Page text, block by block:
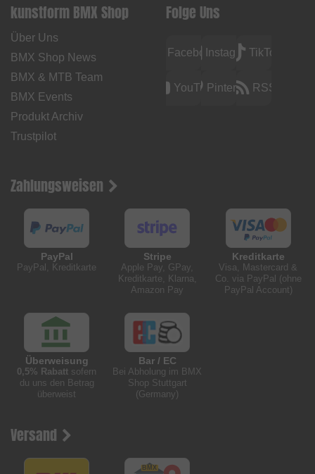
kunstform BMX Shop
Über Uns
BMX Shop News
BMX & MTB Team
BMX Events
Produkt Archiv
Trustpilot
Folge Uns
FacebookInstagramTikTok
YouTubePinterest RSS
Zahlungsweisen
PayPal
PayPal, Kreditkarte
Stripe
Apple Pay, GPay,
Kreditkarte, Klarna,
Amazon Pay
Kreditkarte
Visa, Mastercard &
Co. via PayPal (ohne
PayPal Account)
Überweisung
0,5% Rabatt sofern
du uns den Betrag
überweist
Bar / EC
Bei Abholung im BMX
Shop Stuttgart
(Germany)
Versand